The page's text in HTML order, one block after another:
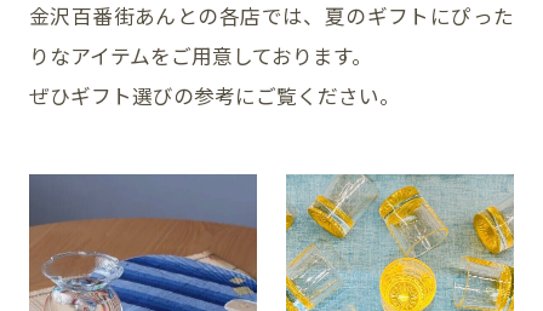
SNS
金沢百番街あんとの各店では、夏のギフトにぴった
りなアイテムをご用意しております。
ぜひギフト選びの参考にご覧ください。